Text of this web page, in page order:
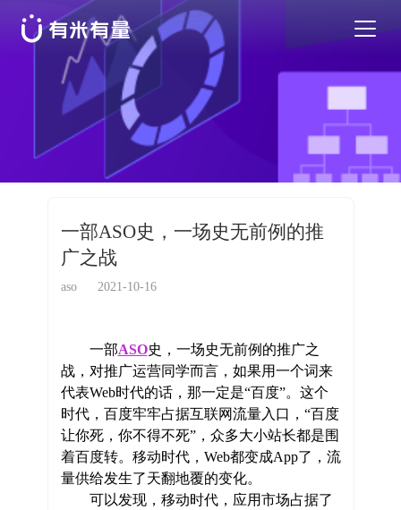
苹果应用商店优化
安卓应用商店优化
EN
一部ASO史，一场史无前例的推
广之战
aso 2021-10-16
一部ASO史，一场史无前例的推广之
战，对推广运营同学而言，如果用一个词来
代表Web时代的话，那一定是“百度”。这个
时代，百度牢牢占据互联网流量入口，“百度
让你死，你不得不死”，众多大小站长都是围
着百度转。移动时代，Web都变成App了，流
量供给发生了天翻地覆的变化。
可以发现，移动时代，应用市场占据了